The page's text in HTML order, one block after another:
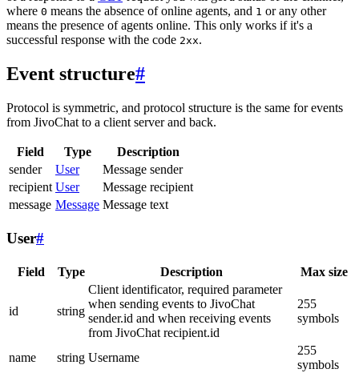
where 0 means the absence of online agents, and 1 or any other
means the presence of agents online. This only works if it's a
successful response with the code 2xx.
Event structure#
Protocol is symmetric, and protocol structure is the same for events
from JivoChat to a client server and back.
Field Type
Description
sender
User
Message sender
recipient User
Message recipient
message Message Message text
User#
Field Type Description Max size
id string
Client identificator, required parameter
when sending events to JivoChat
sender.id and when receiving events
from JivoChat recipient.id
255
symbols
name string Username
255
symbols